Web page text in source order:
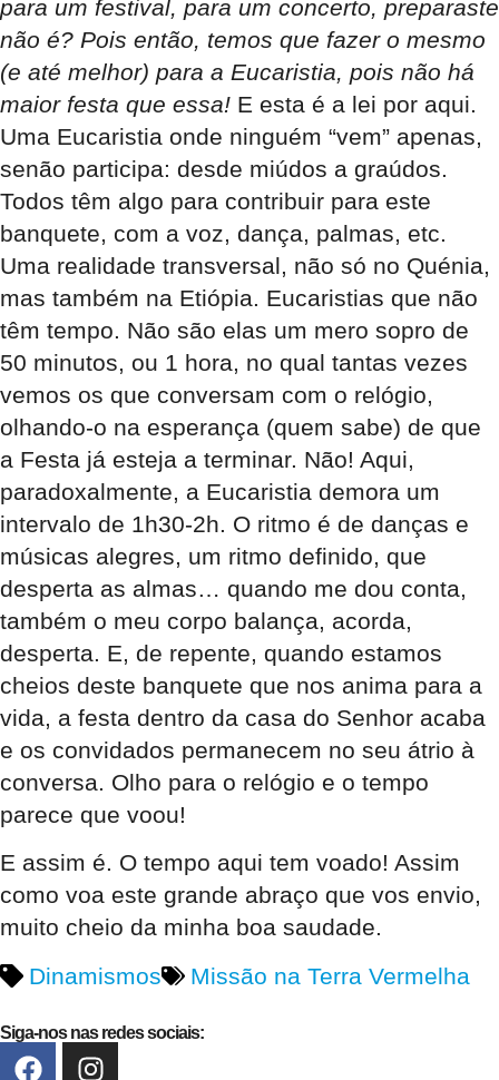
para um festival, para um concerto, preparaste
não é? Pois então, temos que fazer o mesmo
(e até melhor) para a Eucaristia, pois não há
maior festa que essa! E esta é a lei por aqui.
Uma Eucaristia onde ninguém “vem” apenas,
senão participa: desde miúdos a graúdos.
Todos têm algo para contribuir para este
banquete, com a voz, dança, palmas, etc.
Uma realidade transversal, não só no Quénia,
mas também na Etiópia. Eucaristias que não
têm tempo. Não são elas um mero sopro de
50 minutos, ou 1 hora, no qual tantas vezes
vemos os que conversam com o relógio,
olhando-o na esperança (quem sabe) de que
a Festa já esteja a terminar. Não! Aqui,
paradoxalmente, a Eucaristia demora um
intervalo de 1h30-2h. O ritmo é de danças e
músicas alegres, um ritmo definido, que
desperta as almas… quando me dou conta,
também o meu corpo balança, acorda,
desperta. E, de repente, quando estamos
cheios deste banquete que nos anima para a
vida, a festa dentro da casa do Senhor acaba
e os convidados permanecem no seu átrio à
conversa. Olho para o relógio e o tempo
parece que voou!
E assim é. O tempo aqui tem voado! Assim
como voa este grande abraço que vos envio,
muito cheio da minha boa saudade.
Dinamismos
Missão na Terra Vermelha
Siga-nos nas redes sociais: